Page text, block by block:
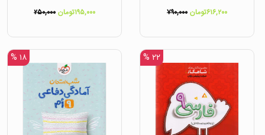
۶۱۶,۲۰۰تومان ۷۹۰,۰۰۰ ۱۹۵,۰۰۰تومان ۲۵۰,۰۰۰
۲۲ % ۱۸ %